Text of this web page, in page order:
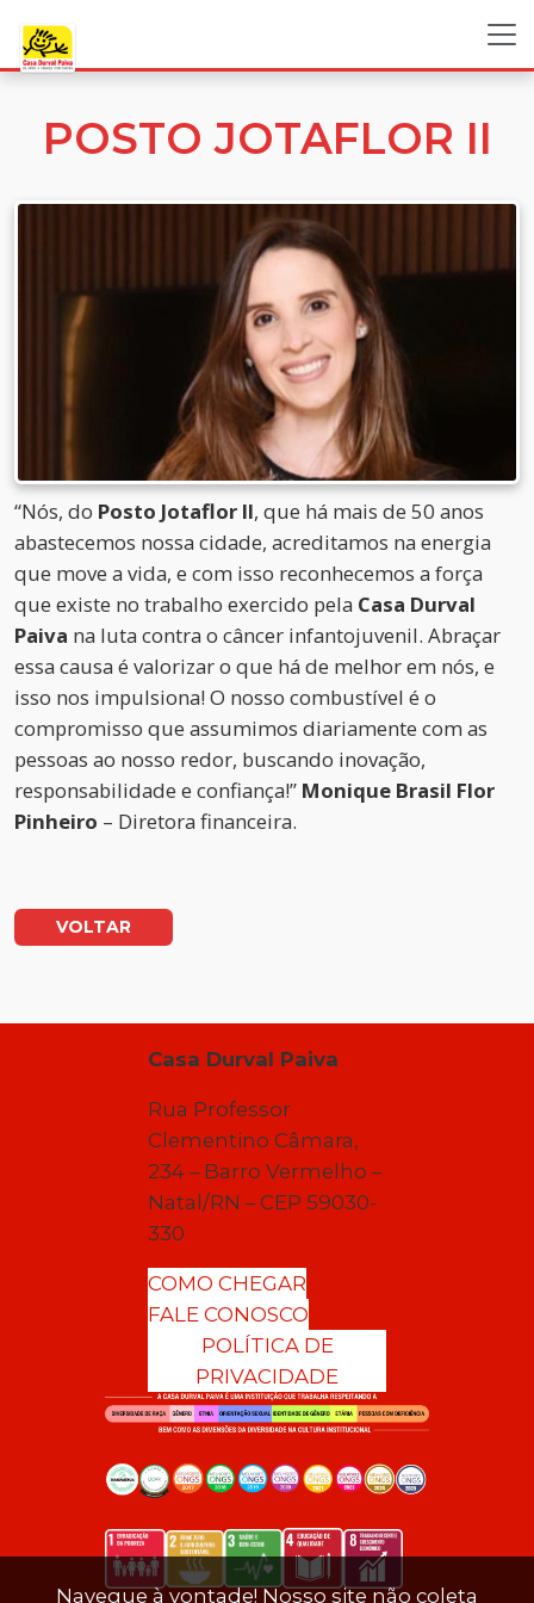
POSTO JOTAFLOR II
“Nós, do Posto Jotaflor II, que há mais de 50 anos
abastecemos nossa cidade, acreditamos na energia
que move a vida, e com isso reconhecemos a força
que existe no trabalho exercido pela Casa Durval
Paiva na luta contra o câncer infantojuvenil. Abraçar
essa causa é valorizar o que há de melhor em nós, e
isso nos impulsiona! O nosso combustível é o
compromisso que assumimos diariamente com as
pessoas ao nosso redor, buscando inovação,
responsabilidade e confiança!” Monique Brasil Flor
Pinheiro – Diretora financeira.
VOLTAR
Casa Durval Paiva
Rua Professor
Clementino Câmara,
234 – Barro Vermelho –
Natal/RN – CEP 59030-
330
COMO CHEGAR
FALE CONOSCO
POLÍTICA DE
PRIVACIDADE
Navegue à vontade! Nosso site não coleta